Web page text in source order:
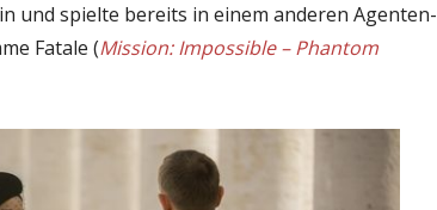
und spielte bereits in einem anderen Agenten-
Fatale (Mission: Impossible – Phantom